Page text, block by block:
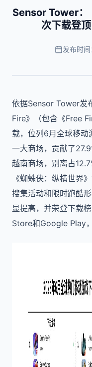
Sensor Tower：
次下载登
发布时
依据Sensor Tower发
Fire》（包含《Free
载，位列6月全球移动
一大商场，贡献了
越南商场，别离占
《蜘蛛侠：纵横世界
搜集活动和限时跑酷
显提高，并荣登下载
Store和Google Play